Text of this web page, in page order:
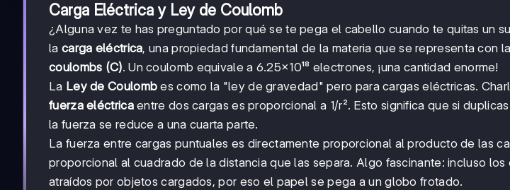
Carga Eléctrica y Ley de Coulomb
¿Alguna vez te has preguntado por qué se te pega el cabello cuando te quitas un
la carga eléctrica, una propiedad fundamental de la materia que se representa con
coulombs (C). Un coulomb equivale a 6.25×10¹⁸ electrones, ¡una cantidad enorme!
La Ley de Coulomb es como la "ley de gravedad" pero para cargas eléctricas.
fuerza eléctricaentre dos cargas es proporcional a 1/r². Esto significa que si
la fuerza se reduce a una cuarta parte.
La fuerza entre cargas puntuales es directamente proporcional al producto de las
proporcional al cuadrado de la distancia que las separa. Algo fascinante: incluso
atraídos por objetos cargados, por eso el papel se pega a un globo frotado.